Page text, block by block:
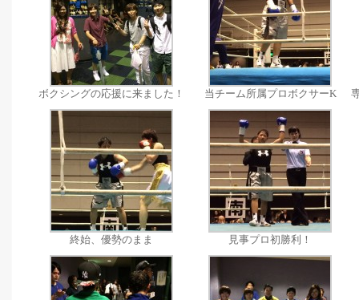
ボクシングの応援に来ました！ 当チーム所属プロボクサーK
終始、優勢のまま 見事プロ初勝利！